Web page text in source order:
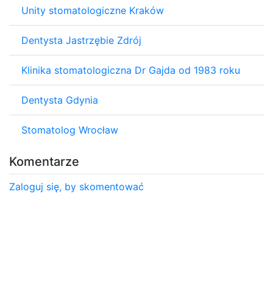
Unity stomatologiczne Kraków
Dentysta Jastrzębie Zdrój
Klinika stomatologiczna Dr Gajda od 1983 roku
Dentysta Gdynia
Stomatolog Wrocław
Komentarze
Zaloguj się, by skomentować